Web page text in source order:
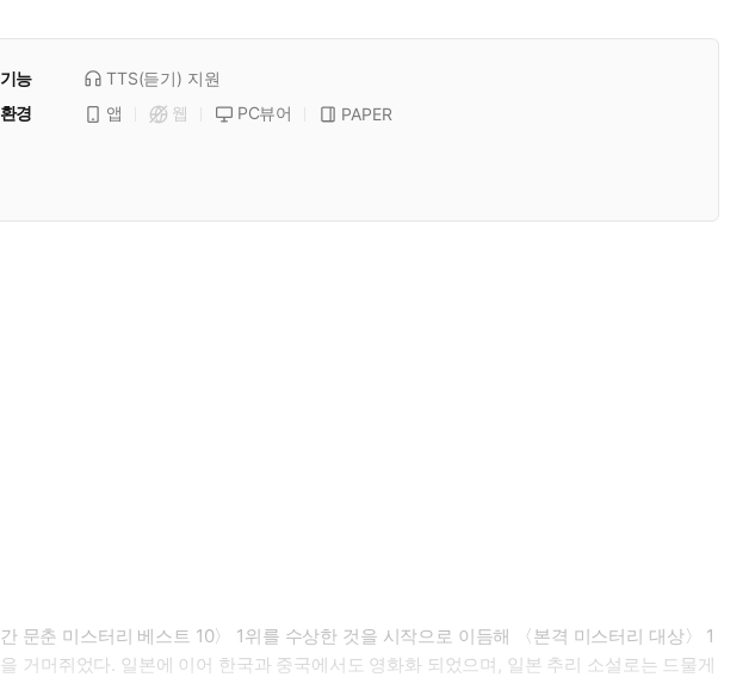
능 TTS(듣기) 지원
경 앱 웹 PC뷰어
PAPER
춘 미스터리 베스트 10〉 1위를 수상한 것을 시작으로 이듬해 〈본격 미스터리 대상〉 1
거머쥐었다. 일본에 이어 한국과 중국에서도 영화화 되었으며, 일본 추리 소설로는 드물게